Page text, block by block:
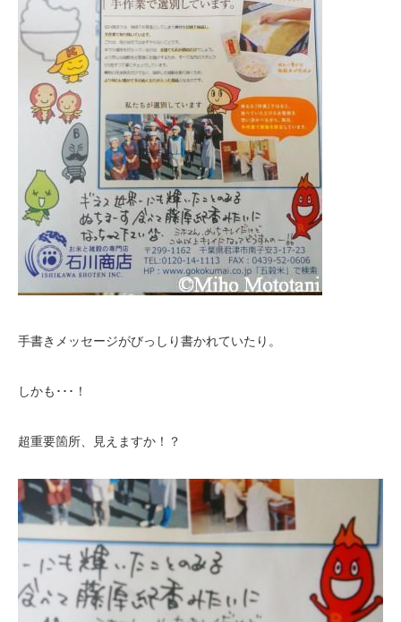
手書きメッセージがびっしり書かれていたり。
しかも･･･！
超重要箇所、見えますか！？